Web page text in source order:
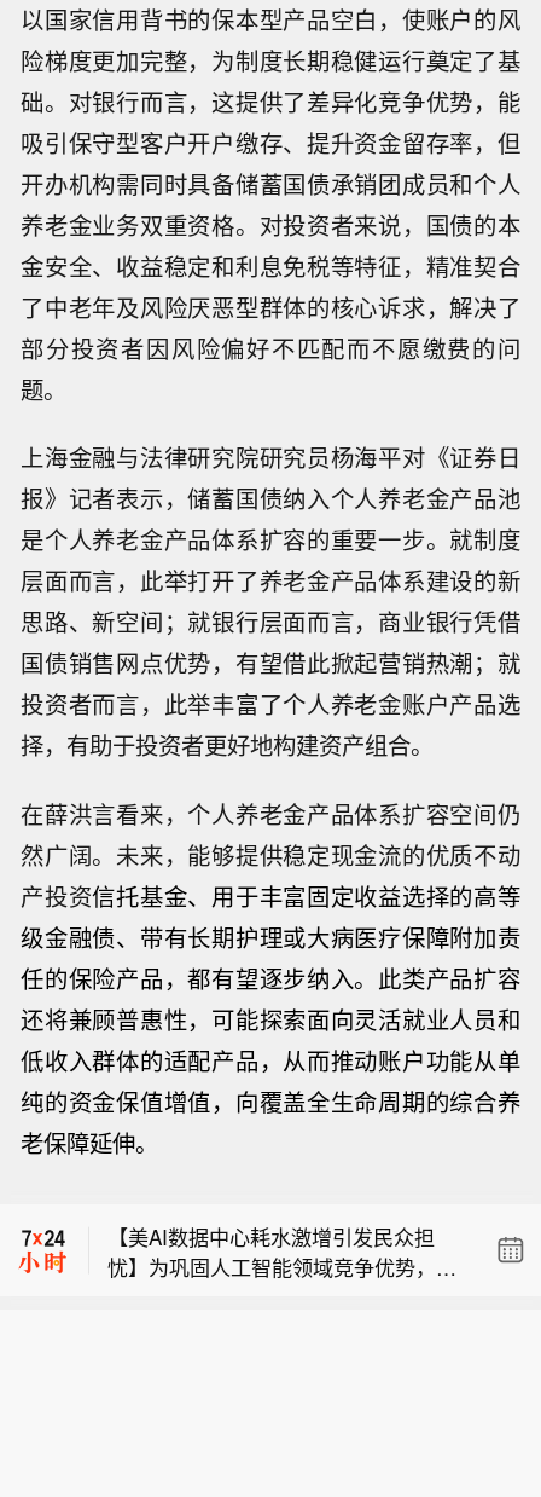
以国家信用背书的保本型产品空白，使账户的风
险梯度更加完整，为制度长期稳健运行奠定了基
础。对银行而言，这提供了差异化竞争优势，能
吸引保守型客户开户缴存、提升资金留存率，但
开办机构需同时具备储蓄国债承销团成员和个人
养老金业务双重资格。对投资者来说，国债的本
金安全、收益稳定和利息免税等特征，精准契合
了中老年及风险厌恶型群体的核心诉求，解决了
部分投资者因风险偏好不匹配而不愿缴费的问
题。
上海金融与法律研究院研究员杨海平对《证券日
报》记者表示，储蓄国债纳入个人养老金产品池
是个人养老金产品体系扩容的重要一步。就制度
层面而言，此举打开了养老金产品体系建设的新
思路、新空间；就银行层面而言，商业银行凭借
国债销售网点优势，有望借此掀起营销热潮；就
投资者而言，此举丰富了个人养老金账户产品选
择，有助于投资者更好地构建资产组合。
在薛洪言看来，个人养老金产品体系扩容空间仍
然广阔。未来，能够提供稳定现金流的优质不动
产投资信托基金、用于丰富固定收益选择的高等
级金融债、带有长期护理或大病医疗保障附加责
任的保险产品，都有望逐步纳入。此类产品扩容
还将兼顾普惠性，可能探索面向灵活就业人员和
低收入群体的适配产品，从而推动账户功能从单
纯的资金保值增值，向覆盖全生命周期的综合养
老保障延伸。
【夜盘期货收盘】焦炭连续涨2.48%，
沥青连续涨2.26%，乙二醇连续涨1.9
【美AI数据中心耗水激增引发民众担
忧】为巩固人工智能领域竞争优势，美